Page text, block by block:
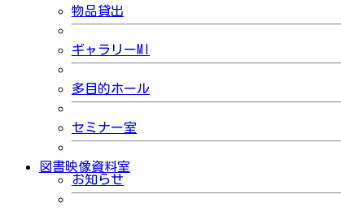
物品貸出
ギャラリーMI
多目的ホール
セミナー室
図書映像資料室
お知らせ